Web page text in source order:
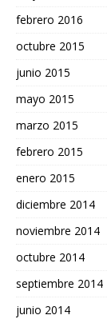
febrero 2016
octubre 2015
junio 2015
mayo 2015
marzo 2015
febrero 2015
enero 2015
diciembre 2014
noviembre 2014
octubre 2014
septiembre 2014
junio 2014